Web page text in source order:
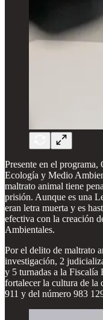
Presente en el
Ecología y Medio
maltrato animal tiene
prisión. Aunque es una
eran letra muerta y es
efectiva con la creación
Ambientales.
Por el delito de maltrato
investigación, 2
y 5 turnadas a la Fiscalía
fortalecer la cultura de la
911 y del número 983